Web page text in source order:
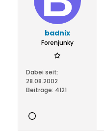
badnix
Forenjunky
Dabei seit:
28.08.2002
Beiträge: 4121